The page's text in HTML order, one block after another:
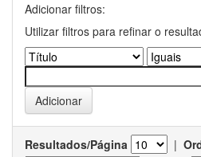
Adicionar filtros:
Utilizar filtros para refinar o
Resultados/Página |